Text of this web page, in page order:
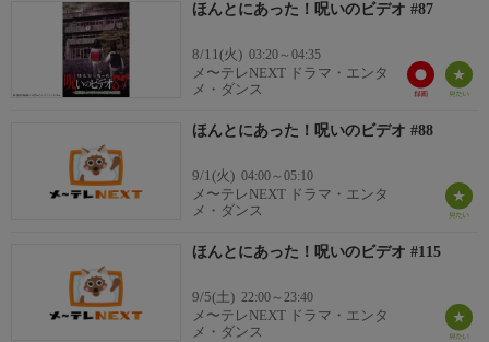
ほんとにあった！呪いのビデオ #87
8/11(火) 03:20～04:35
メ〜テレNEXT ドラマ・エンタ
メ・ダンス
ほんとにあった！呪いのビデオ #88
9/1(火) 04:00～05:10
メ〜テレNEXT ドラマ・エンタ
メ・ダンス
ほんとにあった！呪いのビデオ #115
9/5(土) 22:00～23:40
メ〜テレNEXT ドラマ・エンタ
メ・ダンス